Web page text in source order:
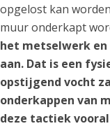
opgelost kan
muur onderkapt
het metselwerk
aan. Dat is een
opstijgend vocht
onderkappen van
deze tactiek